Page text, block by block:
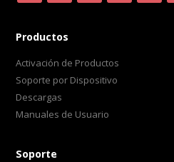
Productos
Activación de Productos
Soporte por Dispositivo
Descargas
Manuales de Usuario
Soporte